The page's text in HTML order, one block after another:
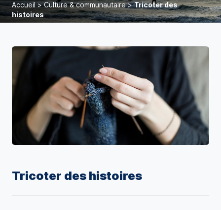
Accueil>Culture & communautaire>Tricoter des
histoires
Tricoter des histoires